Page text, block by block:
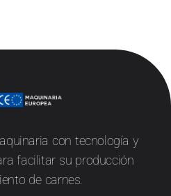
con tecnología y
facilitar su producción
de carnes.